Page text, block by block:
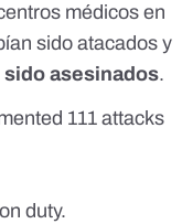
médicos en
sido atacados y
asesinados.
111 attacks
duty.